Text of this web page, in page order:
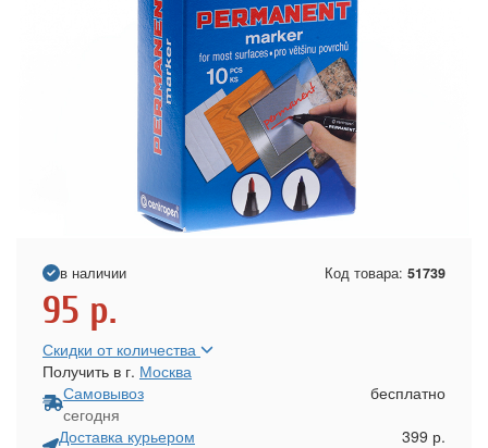
в наличии Код товара: 51739
95 р.
Скидки от количества
Получить в г. Москва
Самовывоз
сегодня
бесплатно
Доставка курьером
399 р.